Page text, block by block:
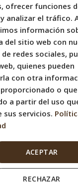
ofrecer funciones
analizar el tráfico.
información
del sitio web con
redes sociales,
quienes pueden
con otra
o
a partir del uso
sus servicios.
ACEPTAR
RECHAZAR